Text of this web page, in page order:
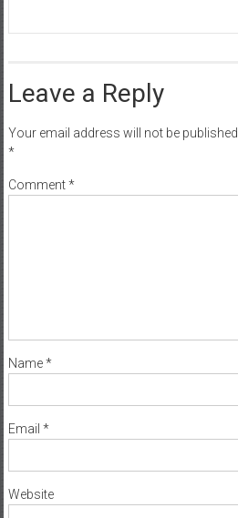
Leave a Reply
Your email address will not be published.
*
Comment*
Name*
Email *
Website